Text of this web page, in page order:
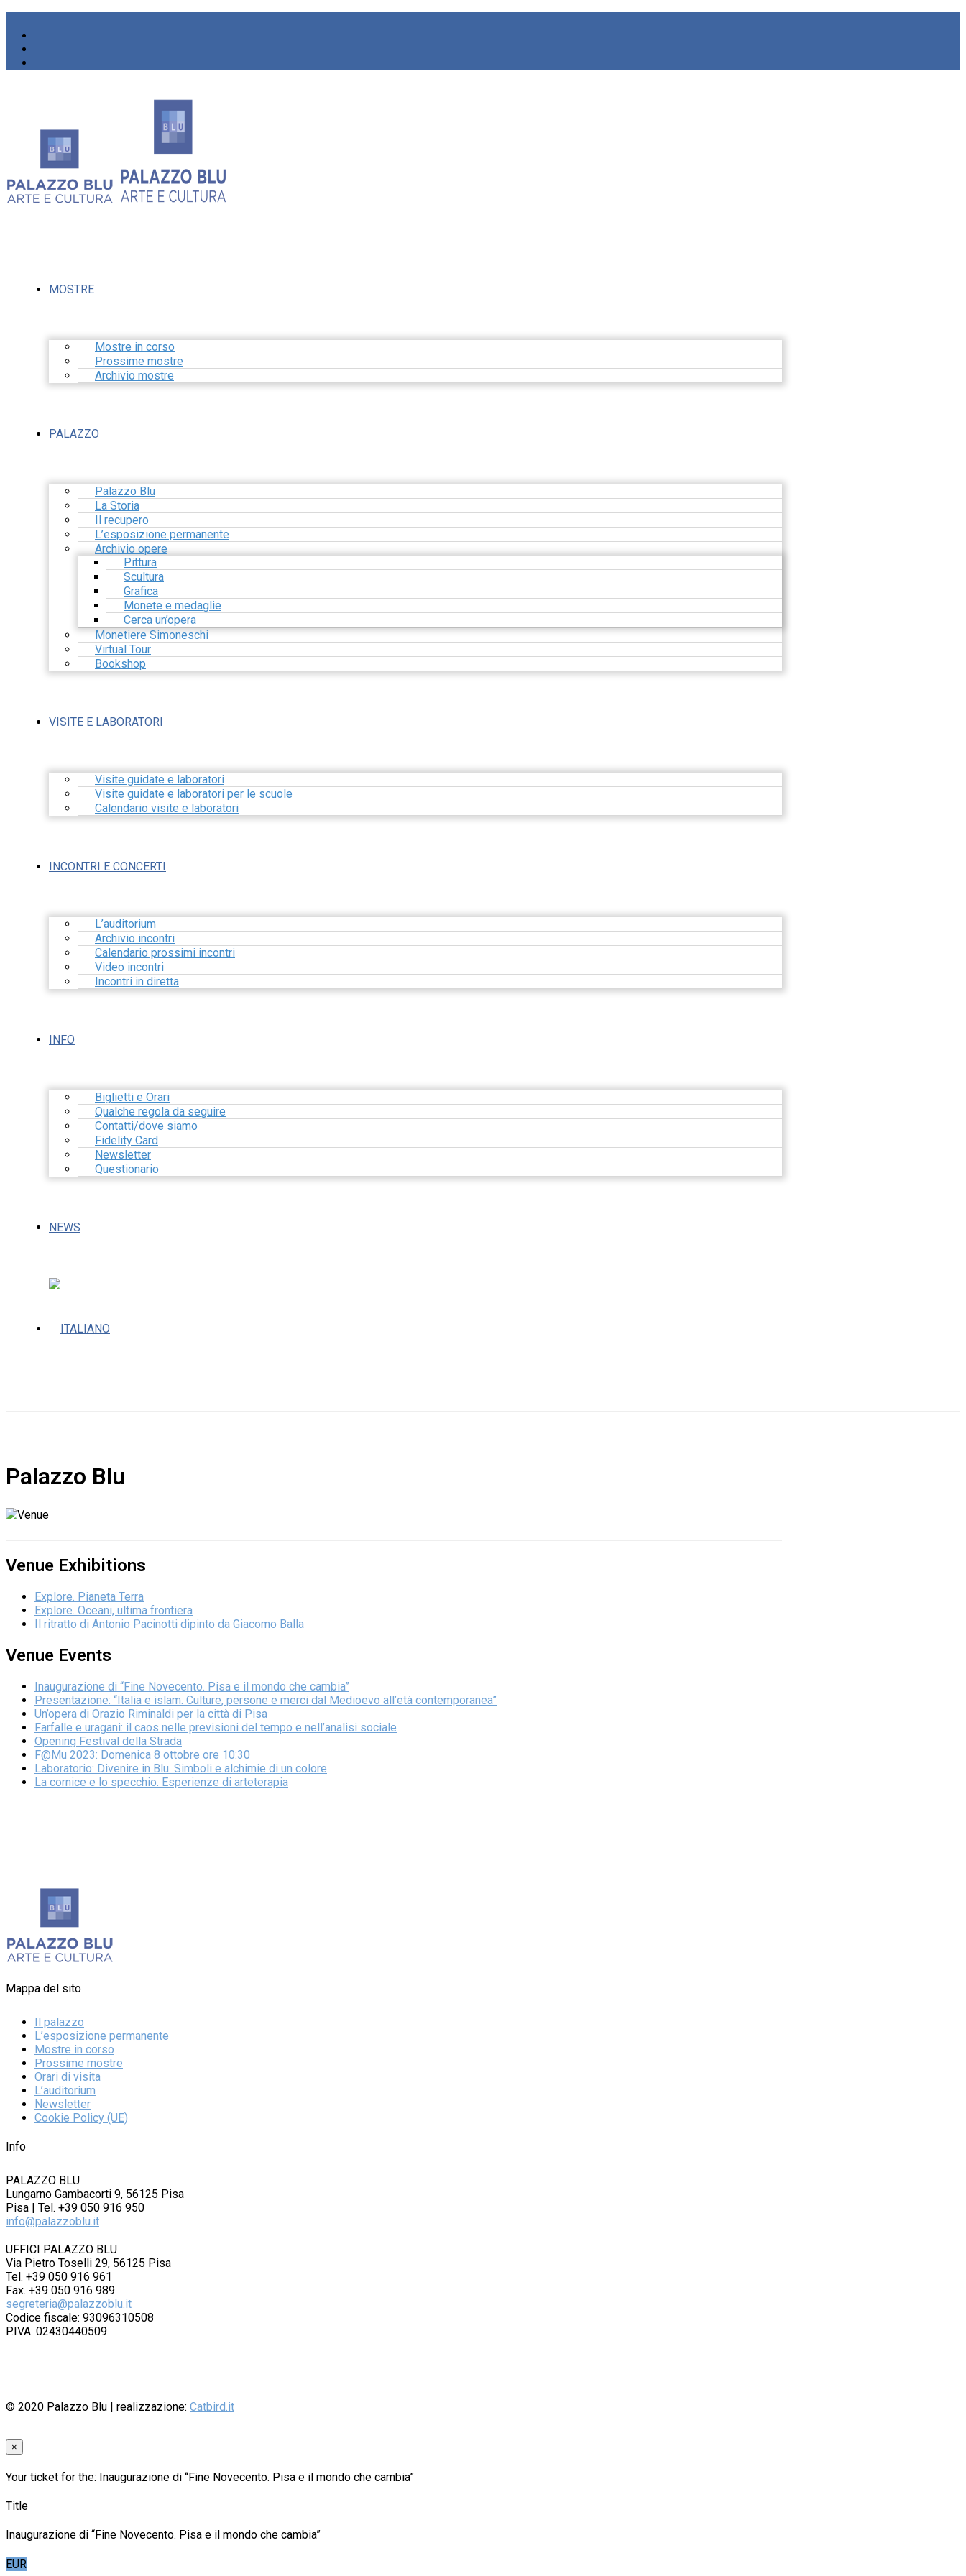
MOSTRE
Mostre in corso
Prossime mostre
Archivio mostre
PALAZZO
Palazzo Blu
La Storia
Il recupero
L’esposizione permanente
Archivio opere
Pittura
Scultura
Grafica
Monete e medaglie
Cerca un’opera
Monetiere Simoneschi
Virtual Tour
Bookshop
VISITE E LABORATORI
Visite guidate e laboratori
Visite guidate e laboratori per le scuole
Calendario visite e laboratori
INCONTRI E CONCERTI
L’auditorium
Archivio incontri
Calendario prossimi incontri
Video incontri
Incontri in diretta
INFO
Biglietti e Orari
Qualche regola da seguire
Contatti/dove siamo
Fidelity Card
Newsletter
Questionario
NEWS
Palazzo Blu
Venue Exhibitions
Explore. Pianeta Terra
Explore. Oceani, ultima frontiera
Il ritratto di Antonio Pacinotti dipinto da Giacomo Balla
Venue Events
Inaugurazione di “Fine Novecento. Pisa e il mondo che cambia”
Presentazione: “Italia e islam. Culture, persone e merci dal Medioevo all’età contemporanea”
Un’opera di Orazio Riminaldi per la città di Pisa
Farfalle e uragani: il caos nelle previsioni del tempo e nell’analisi sociale
Opening Festival della Strada
F@Mu 2023: Domenica 8 ottobre ore 10:30
Laboratorio: Divenire in Blu. Simboli e alchimie di un colore
La cornice e lo specchio. Esperienze di arteterapia
Mappa del sito
Il palazzo
L’esposizione permanente
Mostre in corso
Prossime mostre
Orari di visita
L’auditorium
Newsletter
Cookie Policy (UE)
Info
PALAZZO BLU
Lungarno Gambacorti 9, 56125 Pisa
Pisa | Tel. +39 050 916 950
info@palazzoblu.it
UFFICI PALAZZO BLU
Via Pietro Toselli 29, 56125 Pisa
Tel. +39 050 916 961
Fax. +39 050 916 989
segreteria@palazzoblu.it
Codice fiscale: 93096310508
P.IVA: 02430440509
© 2020 Palazzo Blu | realizzazione: Catbird.it
×
Your ticket for the: Inaugurazione di “Fine Novecento. Pisa e il mondo che cambia”
Title
Inaugurazione di “Fine Novecento. Pisa e il mondo che cambia”
EUR